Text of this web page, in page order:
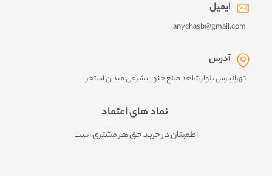
ایمیل
anychasb@gmail.com
آدرس
تهرانپارس بلوار شاهد ضلع جنوب شرقی میدان استخر
نماد های اعتماد
اطمینان در خرید حق هر مشتری است